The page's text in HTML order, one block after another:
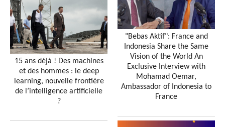
15 ans déjà ! Des machines
et des hommes : le deep
learning, nouvelle frontière
de l’intelligence artificielle
?
"Bebas Aktif": France and
Indonesia Share the Same
Vision of the World An
Exclusive Interview with
Mohamad Oemar,
Ambassador of Indonesia to
France